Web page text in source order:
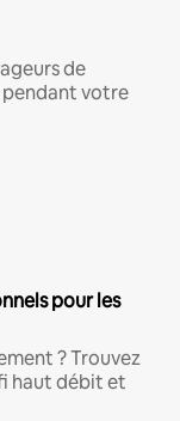
de
votre
pour les
? Trouvez
haut débit et